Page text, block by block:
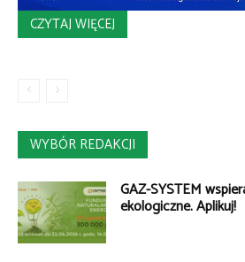
CZYTAJ WIĘCEJ
WYBÓR REDAKCJI
GAZ-SYSTEM
ekologiczne. Aplikuj!